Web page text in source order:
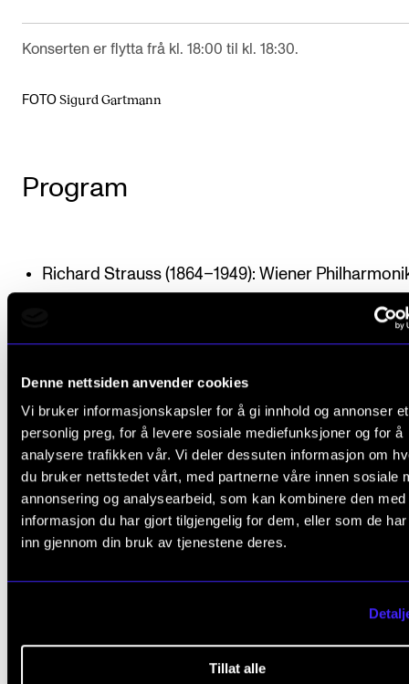
Denne nettsiden anvender cookies
Vi bruker informasjonskapsler for å gi innhold og annonser et
personlig preg, for å levere sosiale mediefunksjoner og for å
analysere trafikken vår. Vi deler dessuten informasjon om
du bruker nettstedet vårt, med partnerne våre innen sosiale
annonsering og analysearbeid, som kan kombinere den med
informasjon du har gjort tilgjengelig for dem, eller som de
inn gjennom din bruk av tjenestene deres.
Tillat alle
Kontakt oss
Konserten er flytta frå kl. 18:00 til kl. 18:30.
FOTO Sigurd Gartmann
Program
Richard Strauss (1864–1949): Wiener
Magnus Lindberg (1958–): Ottoni
Medverkande
Musikkhøgskolens messingblåsarar